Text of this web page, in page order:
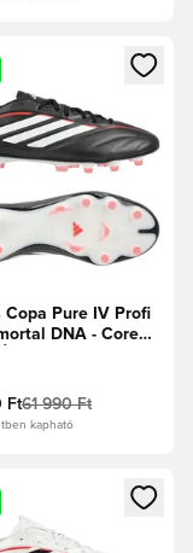
vagy a tagként
egy modált a
Copa Pure IV Profi
DNA - Core
Ft61 990 Ft
kapható
vagy a tagként
egy modált a